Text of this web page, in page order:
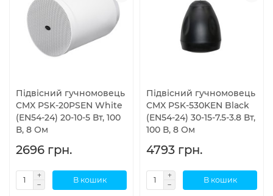
Підвісний гучномовець
CMX PSK-20PSEN White
(EN54-24) 20-10-5 Вт, 100
В, 8 Ом
2696 грн.
В кошик
Підвісний гучномовець
CMX PSK-530KEN Black
(EN54-24) 30-15-7.5-3.8 Вт,
100 В, 8 Ом
4793 грн.
В кошик